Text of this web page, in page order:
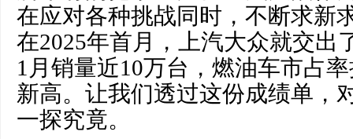
在应对各种挑战同时，不断求新
在2025年首月，上汽大众就交出
1月销量近10万台，燃油车市占
新高。让我们透过这份成绩单，
一探究竟。